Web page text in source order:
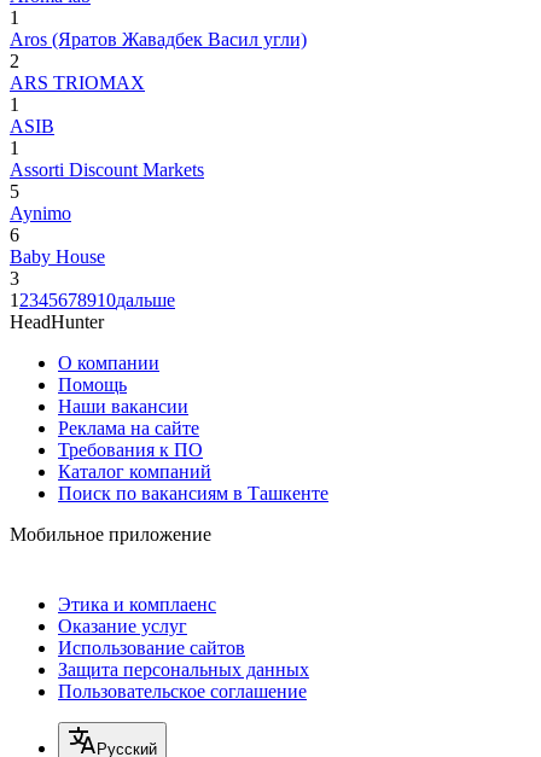
1
Aros (Яратов Жавадбек Васил угли)
2
ARS TRIOMAX
1
ASIB
1
Assorti Discount Markets
5
Aynimo
6
Baby House
3
1 2345678910дальше
HeadHunter
О компании
Помощь
Наши вакансии
Реклама на сайте
Требования к ПО
Каталог компаний
Поиск по вакансиям в Ташкенте
Мобильное приложение
Этика и комплаенс
Оказание услуг
Использование сайтов
Защита персональных данных
Пользовательское соглашение
Русский